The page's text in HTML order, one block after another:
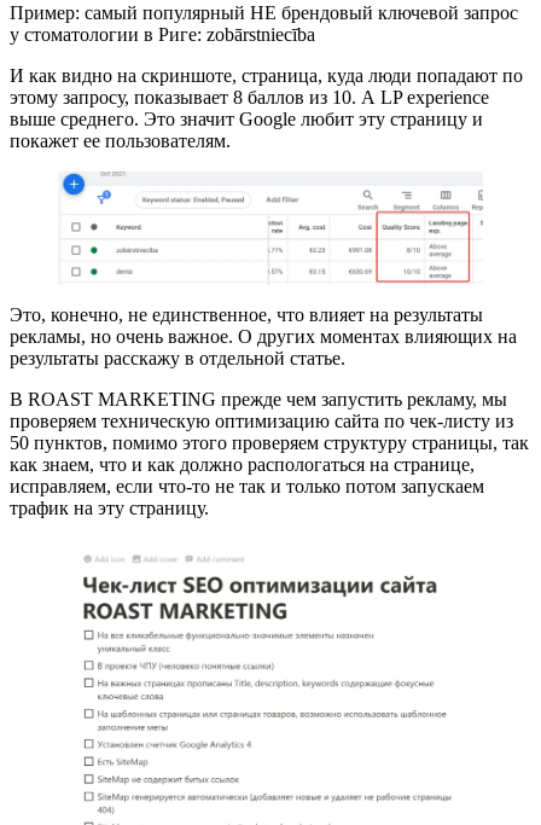
Пример: самый популярный НЕ брендовый ключевой запрос
у стоматологии в Риге: zobārstniecība
И как видно на скриншоте, страница, куда люди попадают по
этому запросу, показывает 8 баллов из 10. А LP experience
выше среднего. Это значит Google любит эту страницу и
покажет ее пользователям.
Это, конечно, не единственное, что влияет на результаты
рекламы, но очень важное. О других моментах влияющих на
результаты расскажу в отдельной статье.
В ROAST MARKETING прежде чем запустить рекламу, мы
проверяем техническую оптимизацию сайта по чек-листу из
50 пунктов, помимо этого проверяем структуру страницы, так
как знаем, что и как должно распологаться на странице,
исправляем, если что-то не так и только потом запускаем
трафик на эту страницу.